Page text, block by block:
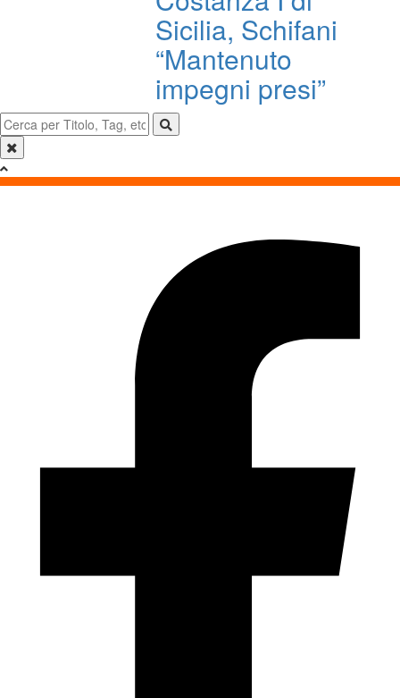
Sicilia, Schifani
“Mantenuto
impegni presi”